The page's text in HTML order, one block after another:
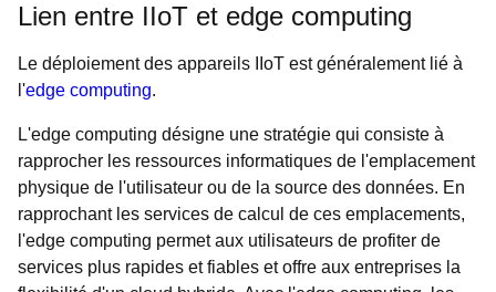
Lien entre IIoT et edge computing
Le déploiement des appareils IIoT est généralement lié à
l'edge computing.
L'edge computing désigne une stratégie qui consiste à
rapprocher les ressources informatiques de l'emplacement
physique de l'utilisateur ou de la source des données. En
rapprochant les services de calcul de ces emplacements,
l'edge computing permet aux utilisateurs de profiter de
services plus rapides et fiables et offre aux entreprises la